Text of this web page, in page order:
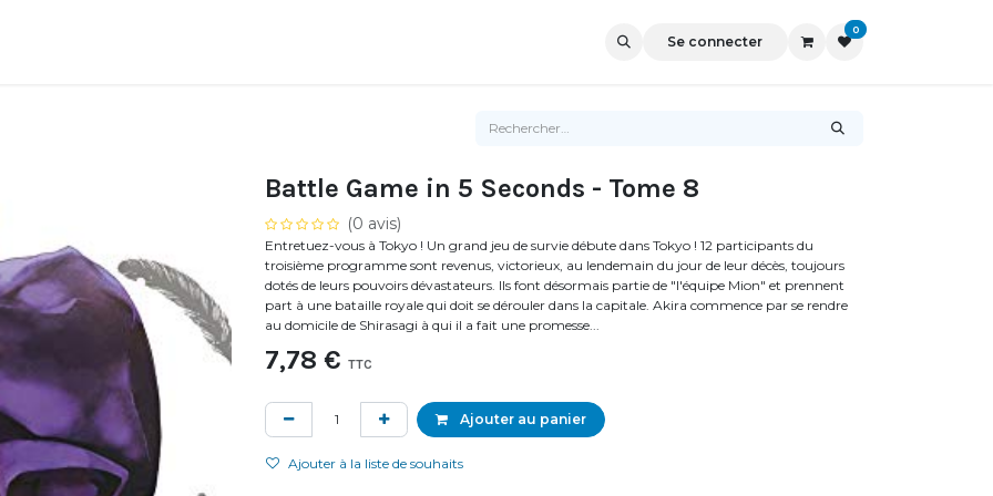
Se connecter
0
Battle Game in 5 Seconds - Tome 8
(0 avis)
Entretuez-vous à Tokyo ! Un grand jeu de survie débute dans Tokyo ! 12 participants du
troisième programme sont revenus, victorieux, au lendemain du jour de leur décès, toujours
dotés de leurs pouvoirs dévastateurs. Ils font désormais partie de "l'équipe Mion" et prennent
part à une bataille royale qui doit se dérouler dans la capitale. Akira commence par se rendre
au domicile de Shirasagi à qui il a fait une promesse...
7,78 € TTC
Ajouter au panier
Ajouter à la liste de souhaits